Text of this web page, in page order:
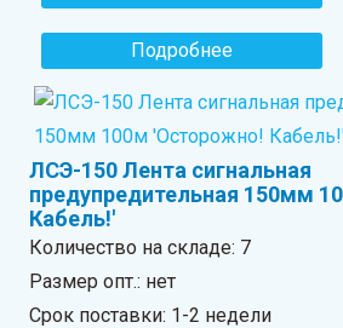
Подробнее
ЛСЭ-150 Лента сигнальная
предупредительная 150мм
Кабель!'
Количество на складе: 7
Размер опт.: нет
Срок поставки: 1-2 недели